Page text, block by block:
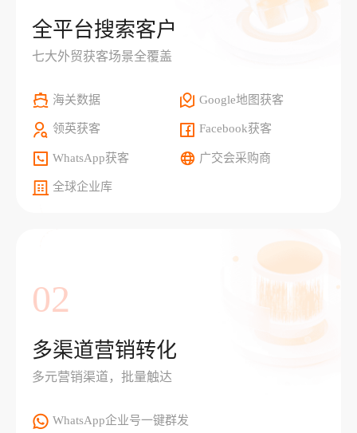
全平台搜索客户
七大外贸获客场景全覆盖
海关数据 Google地图获客
领英获客 Facebook获客
WhatsApp获客 广交会采购商
全球企业库
02
多渠道营销转化
多元营销渠道，批量触达
WhatsApp企业号一键群发